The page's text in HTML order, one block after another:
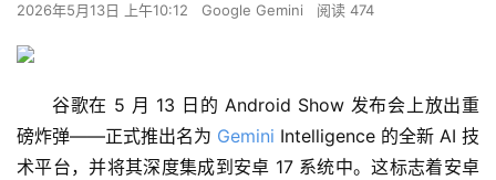
2026年5月13日 上午10:12 Google Gemini 阅读 474
谷歌在 5 月 13 日的 Android Show 发布会上放出重
磅炸弹——正式推出名为 Gemini Intelligence 的全新 AI 技
术平台，并将其深度集成到安卓 17 系统中。这标志着安卓